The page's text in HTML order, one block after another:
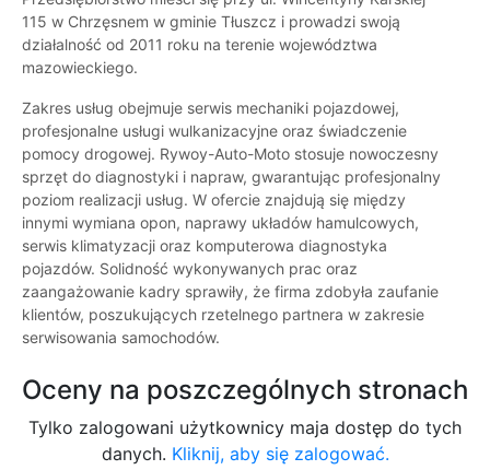
115 w Chrzęsnem w gminie Tłuszcz i prowadzi swoją
działalność od 2011 roku na terenie województwa
mazowieckiego.
Zakres usług obejmuje serwis mechaniki pojazdowej,
profesjonalne usługi wulkanizacyjne oraz świadczenie
pomocy drogowej. Rywoy-Auto-Moto stosuje nowoczesny
sprzęt do diagnostyki i napraw, gwarantując profesjonalny
poziom realizacji usług. W ofercie znajdują się między
innymi wymiana opon, naprawy układów hamulcowych,
serwis klimatyzacji oraz komputerowa diagnostyka
pojazdów. Solidność wykonywanych prac oraz
zaangażowanie kadry sprawiły, że firma zdobyła zaufanie
klientów, poszukujących rzetelnego partnera w zakresie
serwisowania samochodów.
Oceny na poszczególnych stronach
Tylko zalogowani użytkownicy maja dostęp do tych
danych. Kliknij, aby się zalogować.